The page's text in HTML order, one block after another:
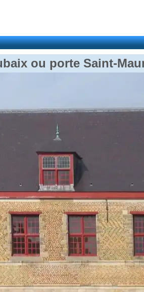
ou porte Saint-